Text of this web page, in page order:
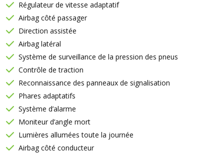
Régulateur de vitesse adaptatif
Airbag côté passager
Direction assistée
Airbag latéral
Système de surveillance de la pression des pneus
Contrôle de traction
Reconnaissance des panneaux de signalisation
Phares adaptatifs
Système d’alarme
Moniteur d’angle mort
Lumières allumées toute la journée
Airbag côté conducteur